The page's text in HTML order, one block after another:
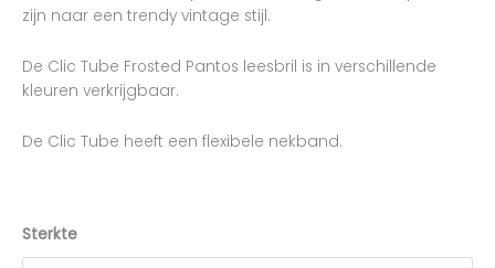
zijn naar een trendy vintage stijl.
De Clic Tube Frosted Pantos leesbril is in verschillende
kleuren verkrijgbaar.
De Clic Tube heeft een flexibele nekband.
Sterkte